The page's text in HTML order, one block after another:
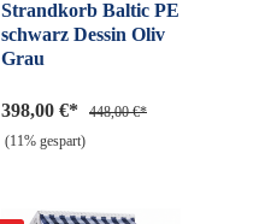
Strandkorb Baltic PE
schwarz Dessin Oliv
Grau
398,00 €*
448,00 €*
(11% gespart)